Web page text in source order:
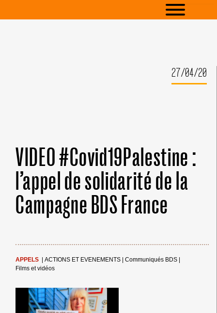
27/04/20
VIDEO #Covid19Palestine :
l’appel de solidarité de la
Campagne BDS France
APPELS ACTIONS ET EVENEMENTS Communiqués BDS
Films et vidéos